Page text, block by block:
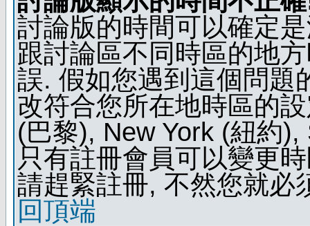
討論版的時間可以確定
跟討論區不同時區的地
誤. 假如您遇到這個問題
改符合您所在地時區的
(巴黎), New York (紐約
只有註冊會員可以變更
請趕緊註冊, 不然您就必
回頂端